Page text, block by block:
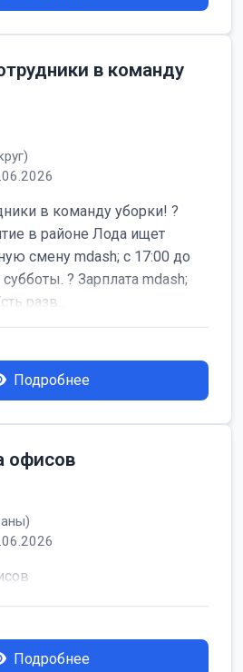
в команду
в команду уборки! ?
в районе Лода ищет
смену mdash; с 17:00 до
? Зарплата mdash;
разв...
Подробнее
офисов
Подробнее